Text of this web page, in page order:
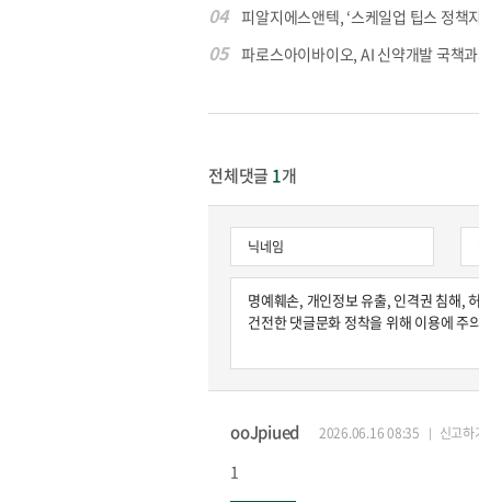
04 피알지에스앤텍, ‘스케일업 팁스 정책
05 파로스아이바이오, AI 신약개발 국책
전체댓글 1개
ooJpiued 2026.06.16 08:35 신고하
1
원종원의 커